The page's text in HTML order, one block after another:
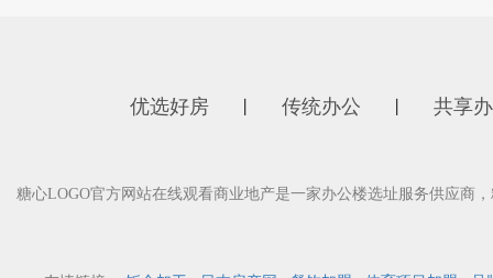
优选好房 传统办公 共享
糖心LOGO官方网站在线观看商业地产是一家办公楼选址服务供应商